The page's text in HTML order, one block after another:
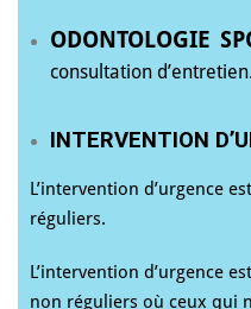
ODONTOLOGIE
consultation d’entretien.
INTERVENTION
L’intervention d’urgence
réguliers.
L’intervention d’urgence
non réguliers où ceux qui